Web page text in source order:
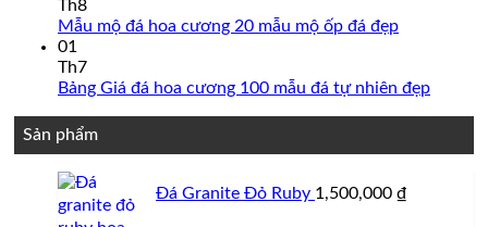
thang
mẫu
mặt
luận
lát
Th8
Mẫu mộ đá hoa cương 20 mẫu mộ ốp đá đẹpKhông
luận
hoa
01
Th7
Bảng Giá đá hoa cương 100 mẫu đá tự nhiên đẹpKhông
Sản phẩm
Đá Granite Đỏ Ruby 1,500,000 ₫